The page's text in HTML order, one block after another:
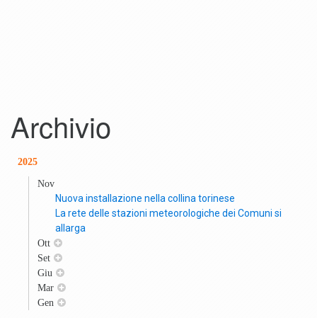
Archivio
2025
Nov
Nuova installazione nella collina torinese
La rete delle stazioni meteorologiche dei Comuni si
allarga
Ott
Set
Giu
Mar
Gen